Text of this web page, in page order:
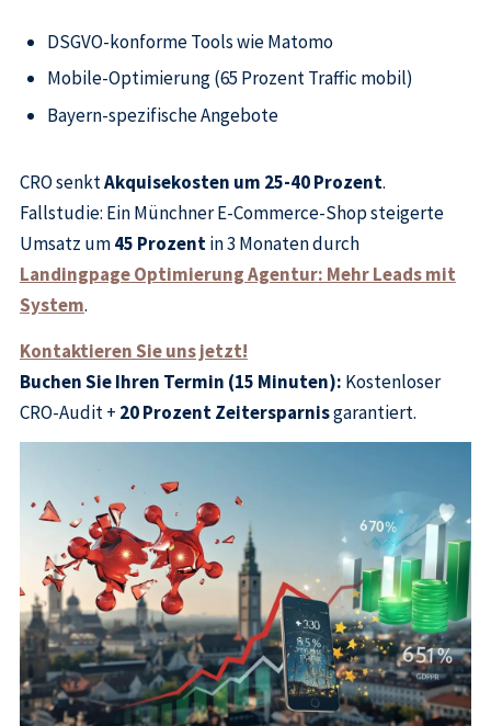
DSGVO-konforme Tools wie Matomo
Mobile-Optimierung (65 Prozent Traffic mobil)
Bayern-spezifische Angebote
CRO senktAkquisekosten um 25-40 Prozent.
Fallstudie: Ein Münchner E-Commerce-Shop steigerte
Umsatz um45 Prozentin 3 Monaten durch
Landingpage Optimierung Agentur: Mehr Leads mit
System.
Kontaktieren Sie uns jetzt!
Buchen Sie Ihren Termin (15 Minuten): Kostenloser
CRO-Audit + 20 Prozent Zeitersparnisgarantiert.